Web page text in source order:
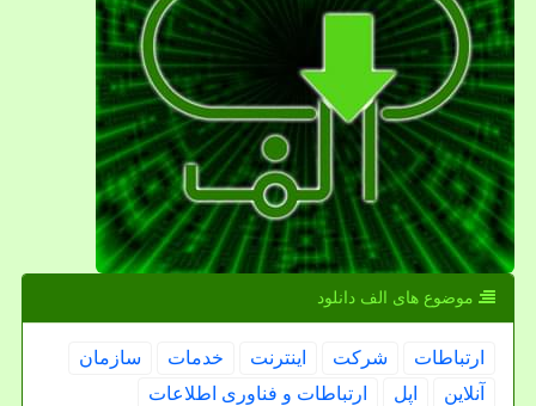
موضوع های الف دانلود
ارتباطات شركت اینترنت خدمات
سازمان
آنلاین
اپل ارتباطات و فناوری اطلاعات